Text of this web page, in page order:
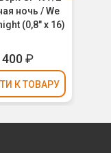
ночь / We
(0,8" х 16)
₽
К ТОВАРУ